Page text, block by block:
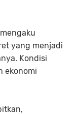
yang menjadi
Kondisi
ekonomi